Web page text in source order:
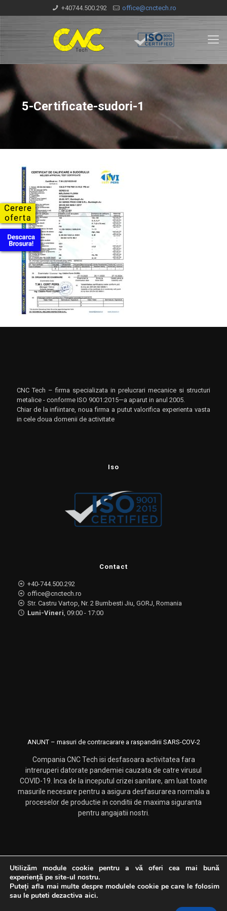
+40744.500.292 office@cnctech.ro
5-Certificate-sudori-1
CNC Tech – firma specializata in prelucrari mecanice si structuri
metalice - conforme ISO 9001:2015—a aparut in anul 2005.
Chiar de la infiintare, noua firma a putut valorifica experienta vasta
in cele doua domenii de activitate
Iso
Contact
+40-744.500.292
office@cnctech.ro
Str. Castru Vartop, Nr. 2 Bumbesti Jiu, GORJ, Romania
Luni-Vineri, 09:00 - 17:00
ANUNT – masuri de contracarare a raspandirii SARS-COV-2
Compania CNC Tech isi desfasoara activitatea fara
intreruperi datorate pandemiei cauzata de catre virusul
COVID-19. Inca de la inceputul crizei sanitare, am luat toate
masurile necesare pentru a asigura desfasurarea normala a
proceselor de productie in conditii de maxima siguranta
pentru angajatii nostri.
Drepturi rezervate CNC Tech. Dezvoltat si promovat de
Web
Politica de fisiere cookies
Utilizăm module cookie pentru a vă oferi cea mai bună
experiență pe site-ul nostru.
Puteți afla mai multe despre modulele cookie pe care le folosim
sau le puteti dezactiva aici.